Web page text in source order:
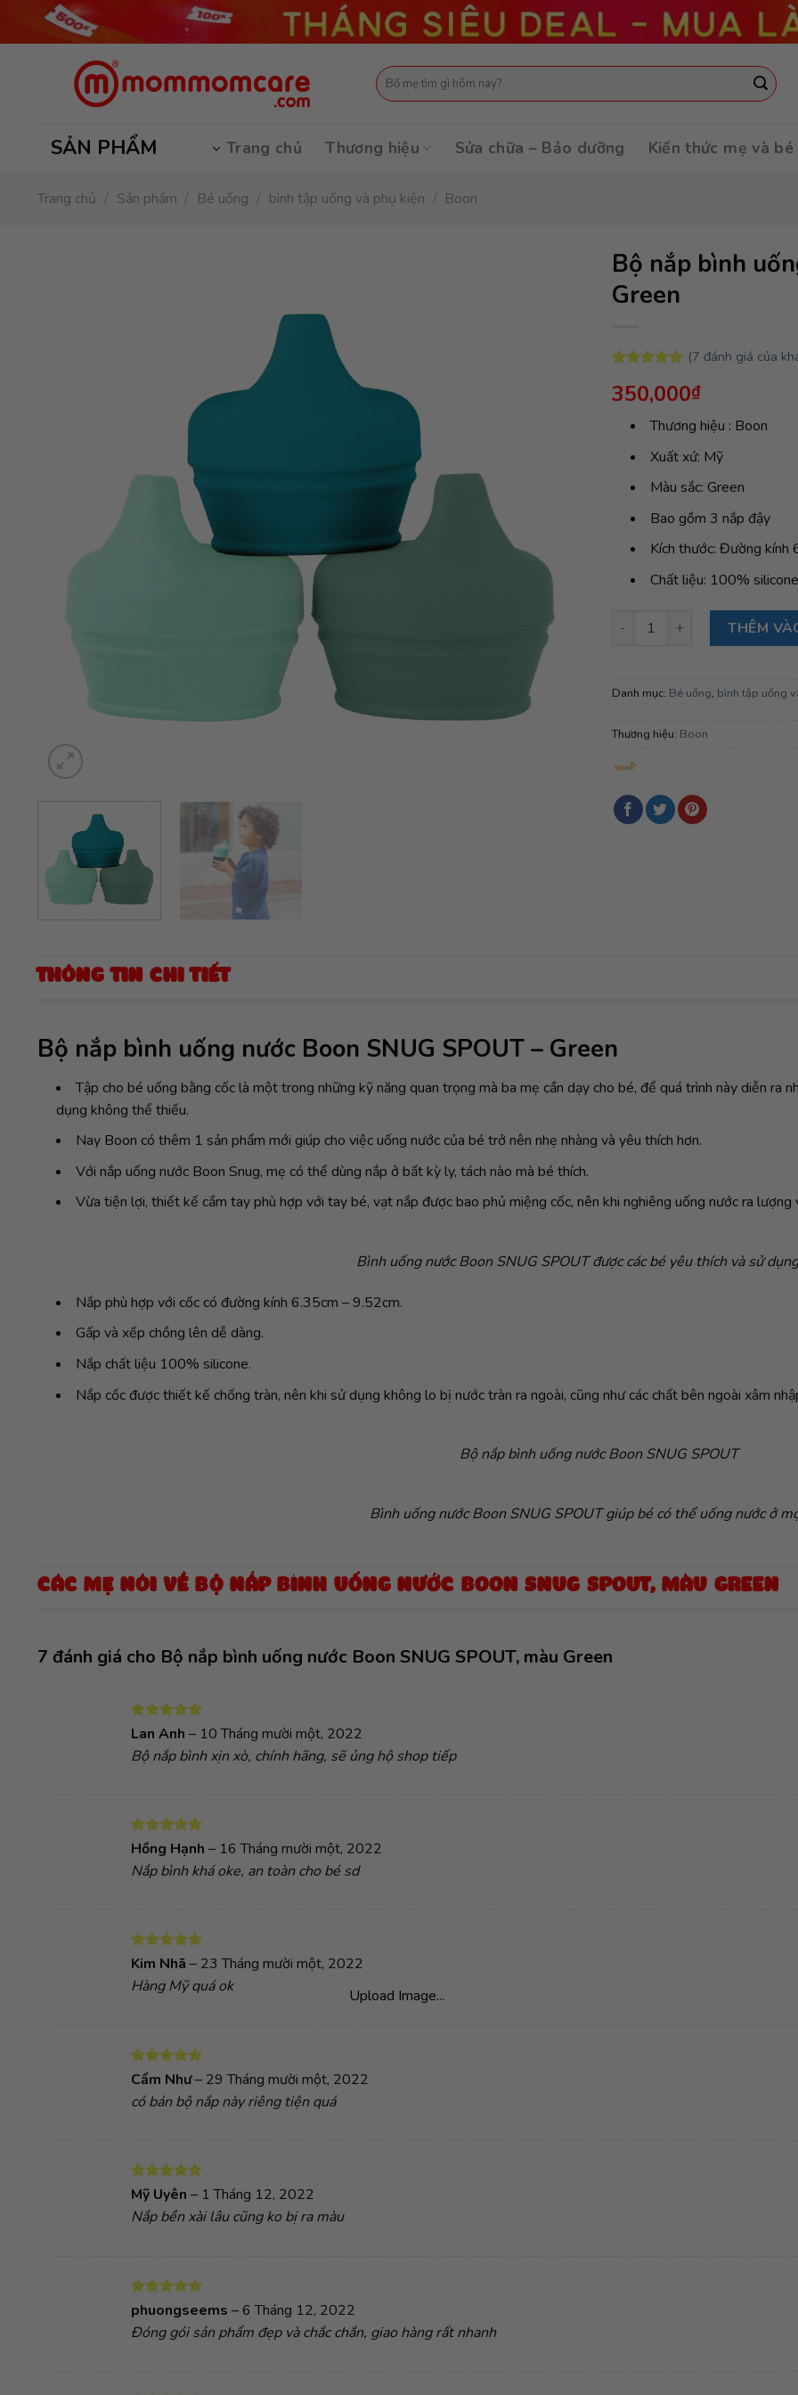
Upload Image...
Tìm
kiếm:
SẢN PHẨM Trang chủ Thương hiệu Sửa chữa – Bảo dưỡng Kiến thức mẹ và bé
Trang chủ / Sản phẩm / Bé uống / bình tập uống và phụ kiện / Boon
Bộ nắp bình
Green
dựa trên
đánh giá
(7 đánh giá của
350,000₫
Thương hiệu : Boon
Xuất xứ: Mỹ
Màu sắc: Green
Bao gồm 3 nắp đậy
Kích thước: Đường kính
Chất liệu: 100%
Bộ nắp bình uống nước Boon
THÊM
Danh mục: Bé uống, bình tập uống
Thương hiệu: Boon
THÔNG TIN CHI TIẾT
Bộ nắp bình uống nước Boon SNUG SPOUT – Green
Tập cho bé uống bằng cốc là một trong những kỹ năng quan trọng mà ba mẹ cần dạy cho bé, để quá trình này diễn ra
dụng không thể thiếu.
Nay Boon có thêm 1 sản phẩm mới giúp cho việc uống nước của bé trở nên nhẹ nhàng và yêu thích hơn.
Với nắp uống nước Boon Snug, mẹ có thể dùng nắp ở bất kỳ ly, tách nào mà bé thích.
Vừa tiện lợi, thiết kế cầm tay phù hợp với tay bé, vạt nắp được bao phủ miệng cốc, nên khi nghiêng uống nước ra
Bình uống nước Boon SNUG SPOUT được các bé yêu thích và sử
Nắp phù hợp với cốc có đường kính 6.35cm – 9.52cm.
Gấp và xếp chồng lên dễ dàng.
Nắp chất liệu 100% silicone.
Nắp cốc được thiết kế chống tràn, nên khi sử dụng không lo bị nước tràn ra ngoài, cũng như các chất bên ngoài xâm
Bộ nắp bình uống nước Boon SNUG SPOUT
Bình uống nước Boon SNUG SPOUT giúp bé có thể uống nước ở
CÁC MẸ NÓI VỀ BỘ NẮP BÌNH UỐNG NƯỚC BOON SNUG SPOUT, MÀU GREEN
7 đánh giá cho Bộ nắp bình uống nước Boon SNUG SPOUT, màu Green
Được xếp
sao
Lan Anh – 10 Tháng mười một, 2022
Bộ nắp bình xịn xò, chính hãng, sẽ ủng hộ shop tiếp
Được xếp
hạng5
5
sao
Hồng Hạnh – 16 Tháng mười một, 2022
Nắp bình khá oke, an toàn cho bé sd
Được xếp
sao
Kim Nhã – 23 Tháng mười một, 2022
Hàng Mỹ quá ok
Được xếp
sao
Cẩm Như– 29 Tháng mười một, 2022
có bán bộ nắp này riêng tiện quá
Được xếp
hạng5
sao
Mỹ Uyên – 1 Tháng 12, 2022
Nắp bền xài lâu cũng ko bị ra màu
Được xếp
hạng
5
sao
phuongseems –6 Tháng 12, 2022
Đóng gói sản phẩm đẹp và chắc chắn, giao hàng rất nhanh